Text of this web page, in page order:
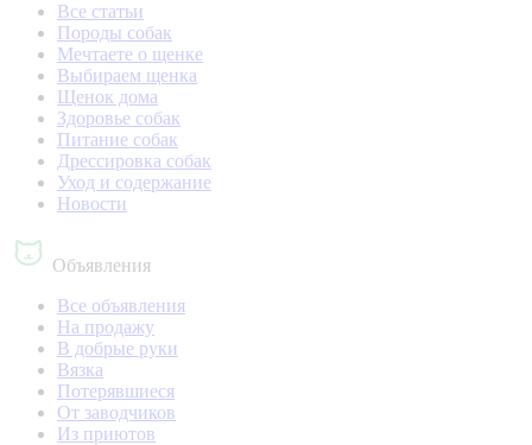
Все статьи
Породы собак
Мечтаете о щенке
Выбираем щенка
Щенок дома
Здоровье собак
Питание собак
Дрессировка собак
Уход и содержание
Новости
Объявления
Все объявления
На продажу
В добрые руки
Вязка
Потерявшиеся
От заводчиков
Из приютов